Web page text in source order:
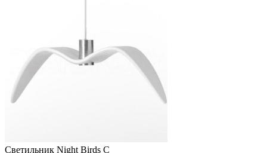
Светильник Night Birds C